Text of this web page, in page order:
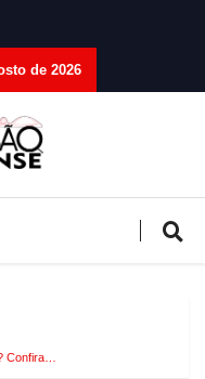
de 2026
Confira…